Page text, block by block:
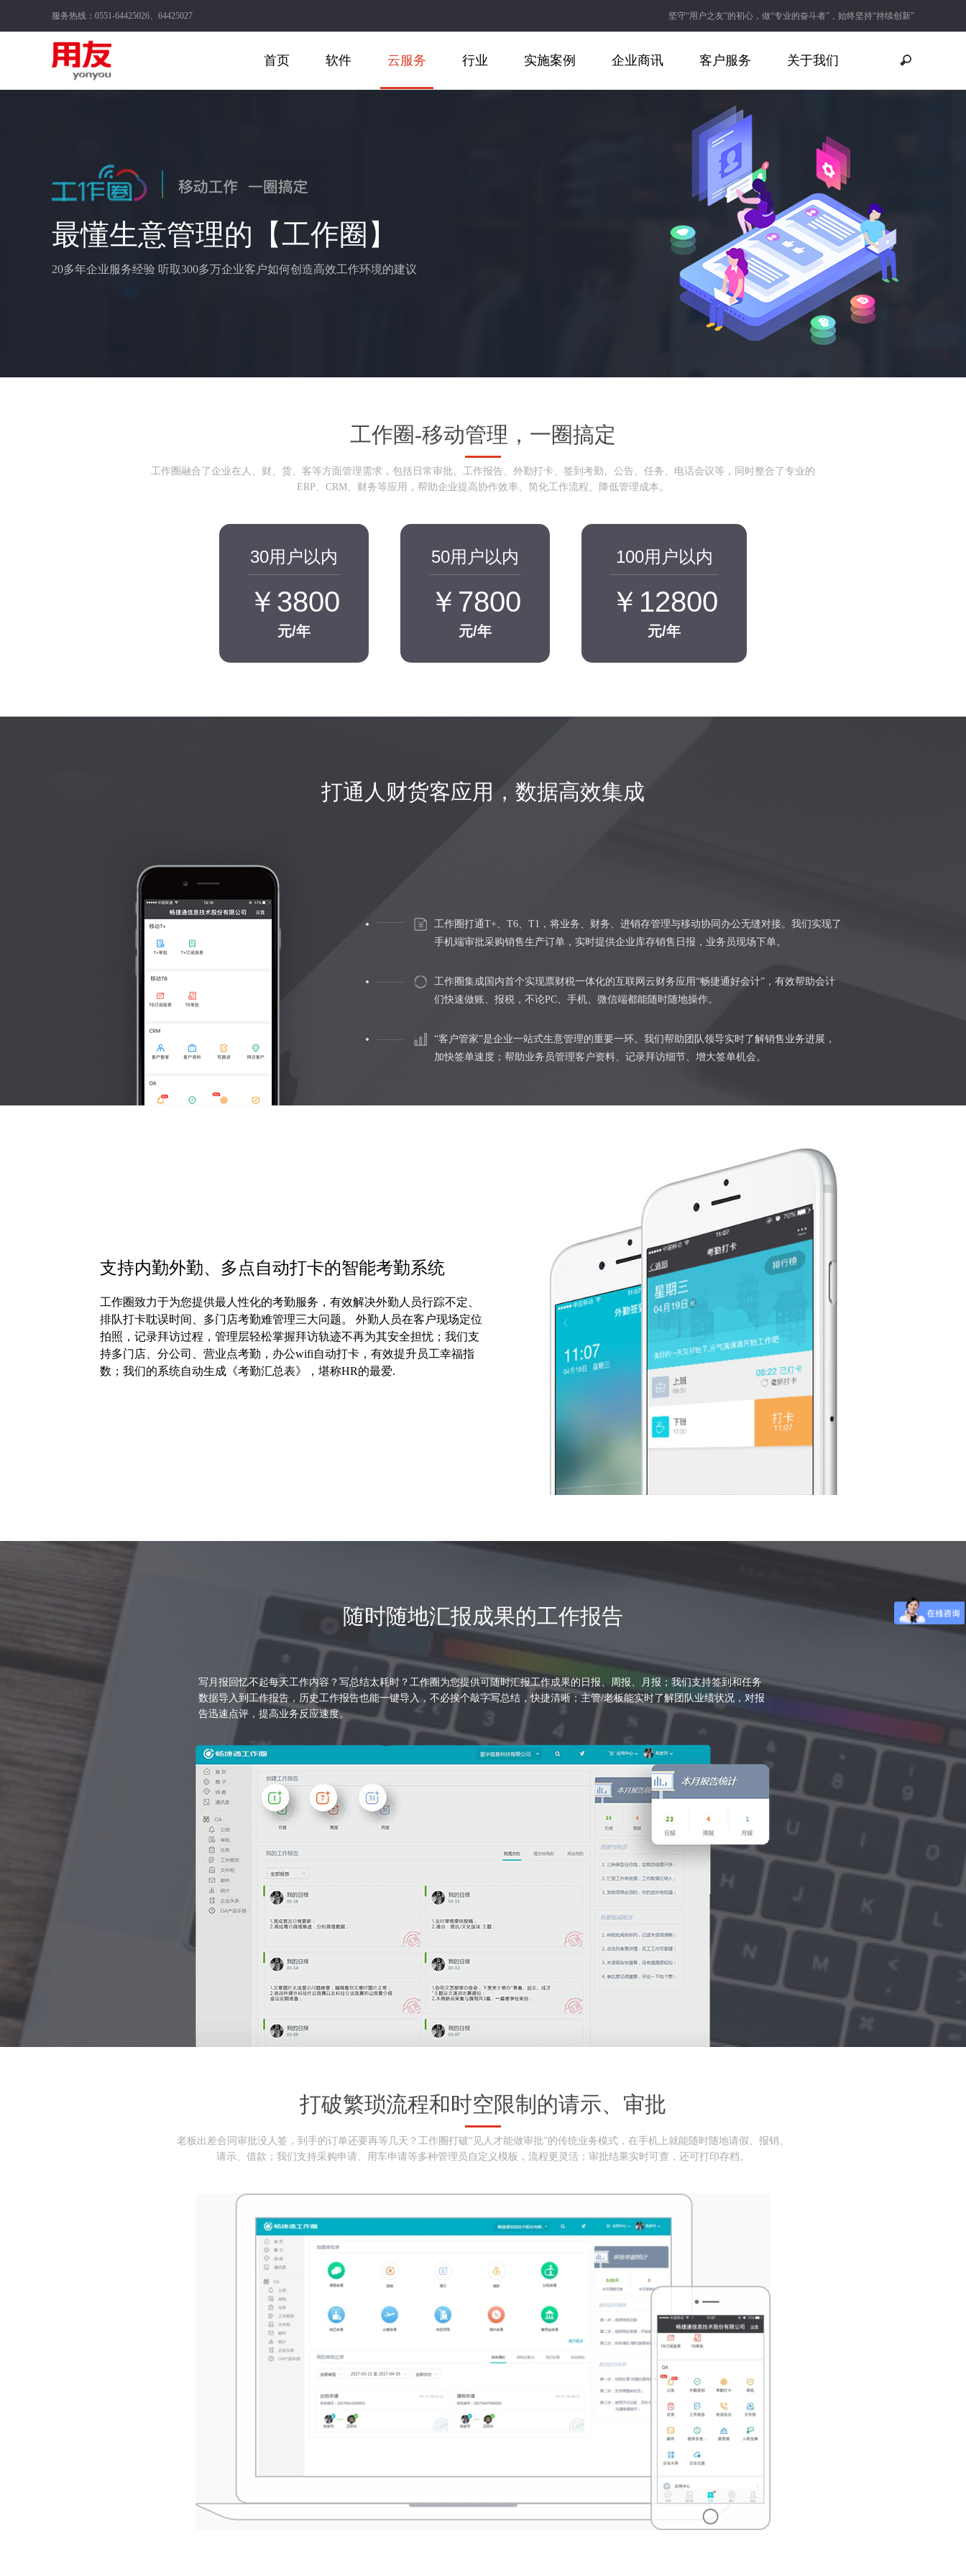
服务热线：0551-64425026、64425027 坚守“用户之友”的初心，做“专业的奋斗者”，始终坚持“持续创新”
首页 软件 云服务 行业 实施案例 企业商讯 客户服务 关于我们
最懂生意管理的【工作圈】
20多年企业服务经验 听取300多万企业客户如何创造高效工作环境的建议
工作圈-移动管理，一圈搞定
工作圈融合了企业在人、财、货、客等方面管理需求，包括日常审批、工作报告、外勤打卡、签到考勤、公告、任务、电话会议等，同时整合了专业的
ERP、CRM、财务等应用，帮助企业提高协作效率、简化工作流程、降低管理成本。
30用户以内
￥3800
元/年
50用户以内
￥7800
元/年
100用户以内
￥12800
元/年
打通人财货客应用，数据高效集成
工作圈打通T+、T6、T1，将业务、财务、进销存管理与移动协同办公无缝对接。我们实现了
手机端审批采购销售生产订单，实时提供企业库存销售日报，业务员现场下单。
工作圈集成国内首个实现票财税一体化的互联网云财务应用“畅捷通好会计”，有效帮助会计
们快速做账、报税，不论PC、手机、微信端都能随时随地操作。
“客户管家”是企业一站式生意管理的重要一环。我们帮助团队领导实时了解销售业务进展，
加快签单速度；帮助业务员管理客户资料、记录拜访细节、增大签单机会。
支持内勤外勤、多点自动打卡的智能考勤系统
工作圈致力于为您提供最人性化的考勤服务，有效解决外勤人员行踪不定、
排队打卡耽误时间、多门店考勤难管理三大问题。 外勤人员在客户现场定位
拍照，记录拜访过程，管理层轻松掌握拜访轨迹不再为其安全担忧；我们支
持多门店、分公司、营业点考勤，办公wifi自动打卡，有效提升员工幸福指
数；我们的系统自动生成《考勤汇总表》，堪称HR的最爱.
随时随地汇报成果的工作报告
写月报回忆不起每天工作内容？写总结太耗时？工作圈为您提供可随时汇报工作成果的日报、周报、月报；我们支持签到和任务
数据导入到工作报告，历史工作报告也能一键导入，不必挨个敲字写总结，快捷清晰；主管/老板能实时了解团队业绩状况，对报
告迅速点评，提高业务反应速度。
打破繁琐流程和时空限制的请示、审批
老板出差合同审批没人签，到手的订单还要再等几天？工作圈打破“见人才能做审批”的传统业务模式，在手机上就能随时随地请假、报销、
请示、借款；我们支持采购申请、用车申请等多种管理员自定义模板，流程更灵活；审批结果实时可查，还可打印存档。